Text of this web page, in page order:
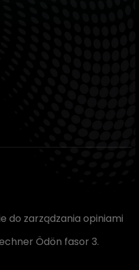
do zarządzania opiniami
Ödön fasor 3.